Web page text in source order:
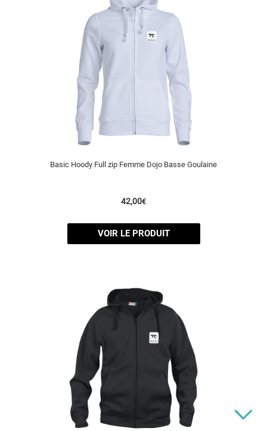
Basic Hoody Full zip Femme Dojo Basse Goulaine
42,00€
VOIR LE PRODUIT